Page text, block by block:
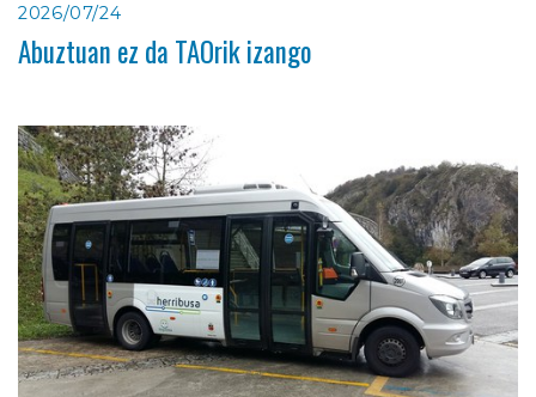
2026/07/24
Abuztuan ez da TAOrik izango